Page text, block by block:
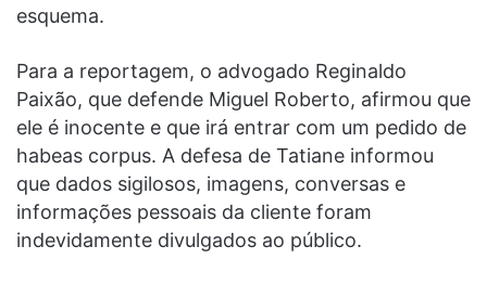
esquema.
Para a reportagem, o advogado Reginaldo
Paixão, que defende Miguel Roberto, afirmou que
ele é inocente e que irá entrar com um pedido de
habeas corpus. A defesa de Tatiane informou
que dados sigilosos, imagens, conversas e
informações pessoais da cliente foram
indevidamente divulgados ao público.